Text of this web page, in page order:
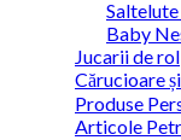
Baby
Jucarii de rol
Cărucioare
Produse
Articole